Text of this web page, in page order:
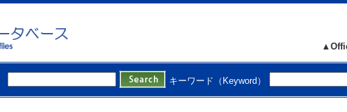
キーワード（Keyword）
[Lead author or co-author] author
[Author] Tomohiro Seki , Masahiro Ikeda ,
【Books, etc.】